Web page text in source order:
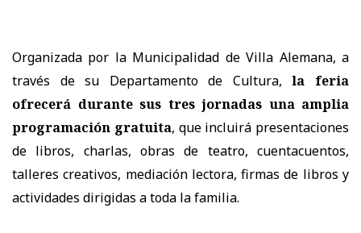
Organizada por la Municipalidad de Villa Alemana, a
través de su Departamento de Cultura,
la feria
ofrecerá durante sus tres jornadas una amplia
programación gratuita, que incluirá presentaciones
de libros, charlas, obras de teatro, cuentacuentos,
talleres creativos, mediación lectora, firmas de libros y
actividades dirigidas a toda la familia.